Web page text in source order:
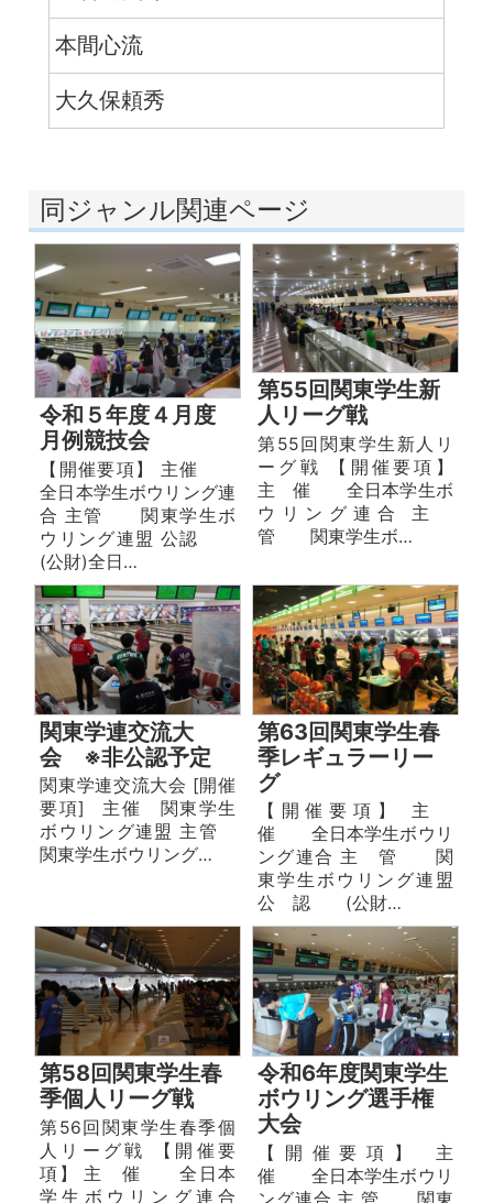
本間心流
大久保頼秀
同ジャンル関連ページ
令和５年度４月度
月例競技会
【開催要項】 主催
全日本学生ボウリング連
合 主管 関東学生ボ
ウリング連盟 公認
(公財)全日…
第55回関東学生新
人リーグ戦
第55回関東学生新人リ
ーグ戦 【開催要項】
主 催 全日本学生ボ
ウリング連合 主
管 関東学生ボ…
関東学連交流大
会 ※非公認予定
関東学連交流大会 [開催
要項] 主催 関東学生
ボウリング連盟 主管
関東学生ボウリング…
第63回関東学生春
季レギュラーリー
グ
【開催要項】 主
催 全日本学生ボウリ
ング連合 主 管 関
東学生ボウリング連盟
公 認 (公財…
第58回関東学生春
季個人リーグ戦
第56回関東学生春季個
人リーグ戦 【開催要
項】 主 催 全日本
学生ボウリング連合
令和6年度関東学生
ボウリング選手権
大会
【 開 催 要 項 】 主
催 全日本学⽣ボウリ
ング連合 主 管 関東